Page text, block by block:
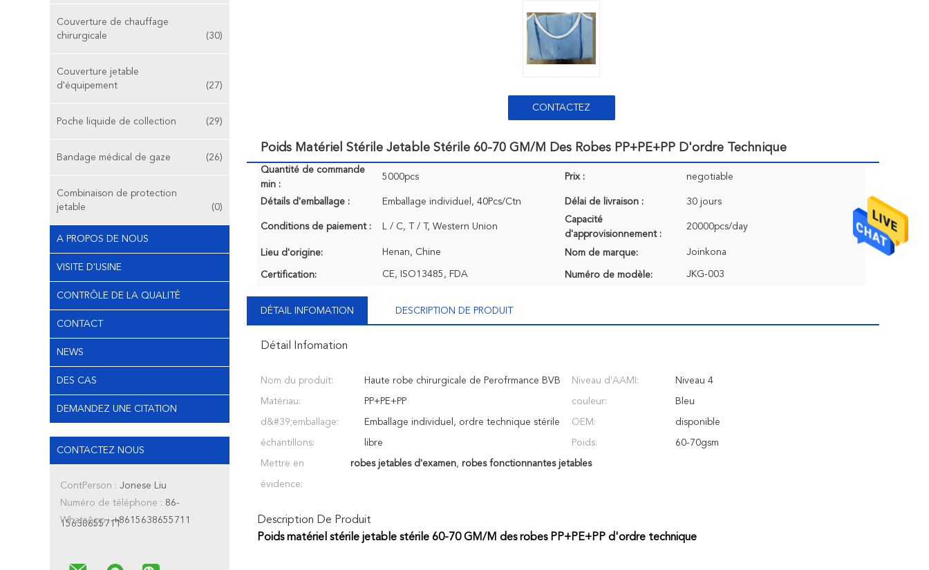
Couverture de chauffage
chirurgicale
(30)
Couverture jetable
d'équipement
(27)
Poche liquide de collection (29)
Bandage médical de gaze (26)
Combinaison de protection
jetable
(0)
A PROPOS DE NOUS
VISITE D'USINE
CONTRÔLE DE LA QUALITÉ
CONTACT
NEWS
DES CAS
DEMANDEZ UNE CITATION
CONTACTEZ NOUS
ContPerson : Jonese Liu
Numéro de téléphone : 86-
15638655711
WhatsApp :+8615638655711
CONTACTEZ
Poids Matériel Stérile Jetable Stérile 60-70 GM/M Des Robes PP+PE+PP D'ordre Technique
Quantité de commande
min :
5000pcs Prix : negotiable
Détails d'emballage : Emballage individuel, 40Pcs/Ctn Délai de livraison : 30 jours
Conditions de paiement : L / C, T / T, Western Union
Capacité
d'approvisionnement :
20000pcs/day
Lieu d'origine: Henan, Chine Nom de marque: Joinkona
Certification: CE, ISO13485, FDA Numéro de modèle: JKG-003
DÉTAIL INFOMATION DESCRIPTION DE PRODUIT
Détail Infomation
Nom du produit: Haute robe chirurgicale de Perofrmance BVB Niveau d'AAMI: Niveau 4
Matériau: PP+PE+PP couleur: Bleu
d&#39;emballage: Emballage individuel, ordre technique stérile OEM: disponible
échantillons: libre Poids: 60-70gsm
Mettre en
évidence:
robes jetables d'examen, robes fonctionnantes jetables
Description De Produit
Poids matériel stérile jetable stérile 60-70 GM/M des robes PP+PE+PP d'ordre technique